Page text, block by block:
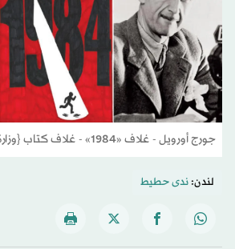
جورج أورويل - غلاف «1984» - غلاف كتاب {وزارة الحقيقة}
لندن:ندى حطيط